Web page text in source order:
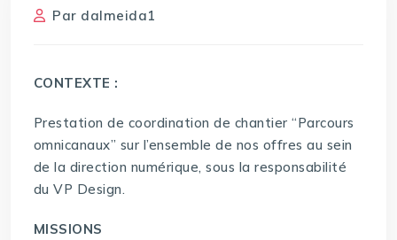
Par dalmeida1
CONTEXTE :
Prestation de coordination de chantier “Parcours
omnicanaux” sur l’ensemble de nos offres au sein
de la direction numérique, sous la responsabilité
du VP Design.
MISSIONS